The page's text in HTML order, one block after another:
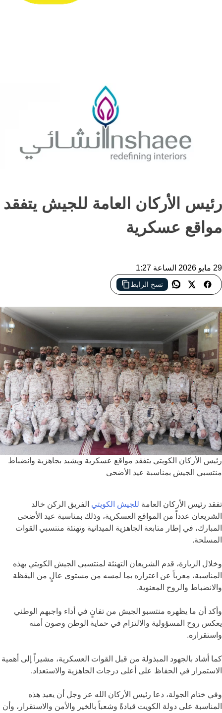
رئيس الأركان العامة للجيش يتفقد
مواقع عسكرية
29 مايو 2026 الساعة 1:27
نسخ الرابط
رئيس الأركان الكويتي يتفقد مواقع عسكرية ويشيد بجاهزية وانضباط
منتسبي الجيش بمناسبة عيد الأضحى
تفقد رئيس الأركان العامة للجيش الكويتي الفريق الركن خالد
الشريعان عدداً من المواقع العسكرية، وذلك بمناسبة عيد الأضحى
المبارك، في إطار متابعة الجاهزية الميدانية وتهنئة منتسبي القوات
المسلحة.
وخلال الزيارة، قدم الشريعان التهنئة لمنتسبي الجيش الكويتي بهذه
المناسبة، معرباً عن اعتزازه بما لمسه من مستوى عالٍ من اليقظة
والانضباط والروح المعنوية.
وأكد أن ما يظهره منتسبو الجيش من تفانٍ في أداء واجبهم الوطني
يعكس روح المسؤولية والالتزام في حماية الوطن وصون أمنه
واستقراره.
كما أشاد بالجهود المبذولة من قبل القوات العسكرية، مشيراً إلى أهمية
الاستمرار في الحفاظ على أعلى درجات الجاهزية والاستعداد.
وفي ختام الجولة، دعا رئيس الأركان الله عز وجل أن يعيد هذه
المناسبة على دولة الكويت قيادةً وشعباً بالخير والأمن والاستقرار، وأن